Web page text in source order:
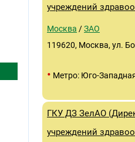
учреждений
Москва /ЗАО
119620, Москва, ул.
• Метро: Юго-
ГКУ ДЗ ЗелАО
учреждений